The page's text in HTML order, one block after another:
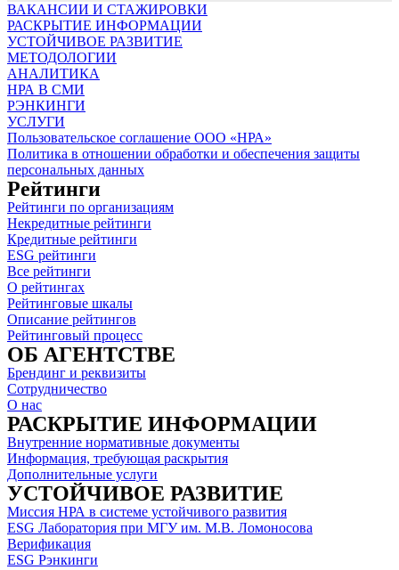
ВАКАНСИИ И СТАЖИРОВКИ
РАСКРЫТИЕ ИНФОРМАЦИИ
УСТОЙЧИВОЕ РАЗВИТИЕ
МЕТОДОЛОГИИ
АНАЛИТИКА
НРА В СМИ
РЭНКИНГИ
УСЛУГИ
Пользовательское соглашение ООО «НРА»
Политика в отношении обработки и обеспечения защиты
персональных данных
Рейтинги
Рейтинги по организациям
Некредитные рейтинги
Кредитные рейтинги
ESG рейтинги
Все рейтинги
О рейтингах
Рейтинговые шкалы
Описание рейтингов
Рейтинговый процесс
ОБ АГЕНТСТВЕ
Брендинг и реквизиты
Сотрудничество
О нас
РАСКРЫТИЕ ИНФОРМАЦИИ
Внутренние нормативные документы
Информация, требующая раскрытия
Дополнительные услуги
УСТОЙЧИВОЕ РАЗВИТИЕ
Миссия НРА в системе устойчивого развития
ESG Лаборатория при МГУ им. М.В. Ломоносова
Верификация
ESG Рэнкинги